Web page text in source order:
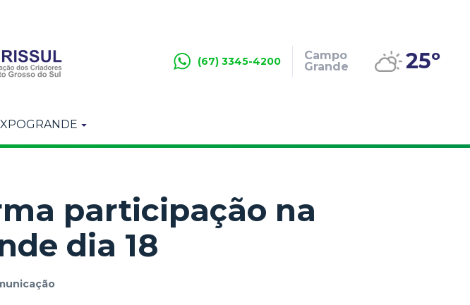
(67) 3345-4200
Campo
Grande
25º
participação na
dia 18